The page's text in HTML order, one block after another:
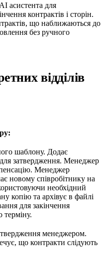
асистента для
контрактів і сторін.
що наближаються до
без ручного
відділів
шаблону. Додає
затвердження. Менеджер
Менеджер
новому співробітнику на
необхідний
копію та архівує в файлі
для закінчення
терміну.
менеджером.
що контракти слідують